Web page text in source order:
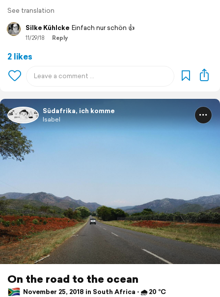
See translation
Silke Kühlcke Einfach nur schön 👍
11/29/18 Reply
2 likes
Südafrika, ich komme
Isabel
On the road to the ocean
November 25, 2018 in South Africa ⋅ 🌧 20 °C